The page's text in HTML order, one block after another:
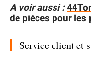
A voir aussi :
de pièces pour les
Service client et